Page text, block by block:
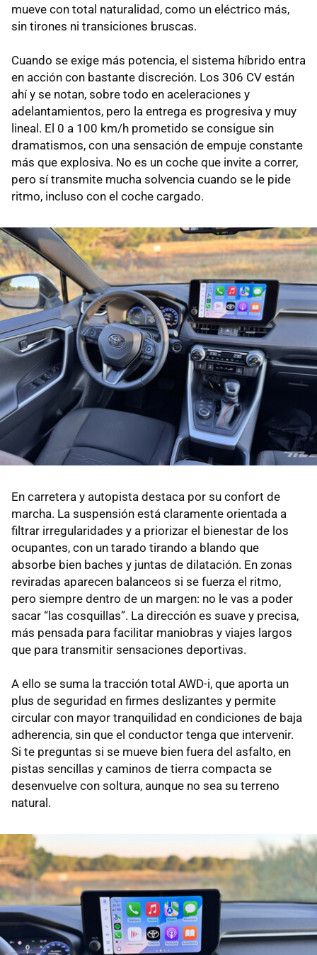
mueve con total naturalidad, como un eléctrico más,
sin tirones ni transiciones bruscas.
Cuando se exige más potencia, el sistema híbrido entra
en acción con bastante discreción. Los 306 CV están
ahí y se notan, sobre todo en aceleraciones y
adelantamientos, pero la entrega es progresiva y muy
lineal. El 0 a 100 km/h prometido se consigue sin
dramatismos, con una sensación de empuje constante
más que explosiva. No es un coche que invite a correr,
pero sí transmite mucha solvencia cuando se le pide
ritmo, incluso con el coche cargado.
En carretera y autopista destaca por su confort de
marcha. La suspensión está claramente orientada a
filtrar irregularidades y a priorizar el bienestar de los
ocupantes, con un tarado tirando a blando que
absorbe bien baches y juntas de dilatación. En zonas
reviradas aparecen balanceos si se fuerza el ritmo,
pero siempre dentro de un margen: no le vas a poder
sacar “las cosquillas”. La dirección es suave y precisa,
más pensada para facilitar maniobras y viajes largos
que para transmitir sensaciones deportivas.
A ello se suma la tracción total AWD-i, que aporta un
plus de seguridad en firmes deslizantes y permite
circular con mayor tranquilidad en condiciones de baja
adherencia, sin que el conductor tenga que intervenir.
Si te preguntas si se mueve bien fuera del asfalto, en
pistas sencillas y caminos de tierra compacta se
desenvuelve con soltura, aunque no sea su terreno
natural.